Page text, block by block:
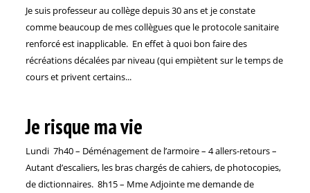
Je suis professeur au collège depuis 30 ans et je constate
comme beaucoup de mes collègues que le protocole sanitaire
renforcé est inapplicable. En effet à quoi bon faire des
récréations décalées par niveau (qui empiètent sur le temps de
cours et privent certains...
Je risque ma vie
Lundi 7h40 – Déménagement de l’armoire – 4 allers-retours –
Autant d’escaliers, les bras chargés de cahiers, de photocopies,
de dictionnaires. 8h15 – Mme Adjointe me demande de